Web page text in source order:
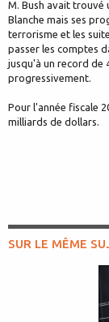
M. Bush avait trouvé
Blanche mais ses
terrorisme et les
passer les comptes
jusqu'à un record de
progressivement.
Pour l'année fiscale
milliards de dollars.
SUR LE MÊME